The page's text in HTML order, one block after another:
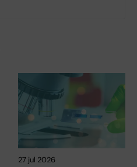
27 jul 2026